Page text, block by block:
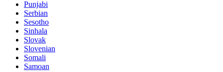
Punjabi
Serbian
Sesotho
Sinhala
Slovak
Slovenian
Somali
Samoan